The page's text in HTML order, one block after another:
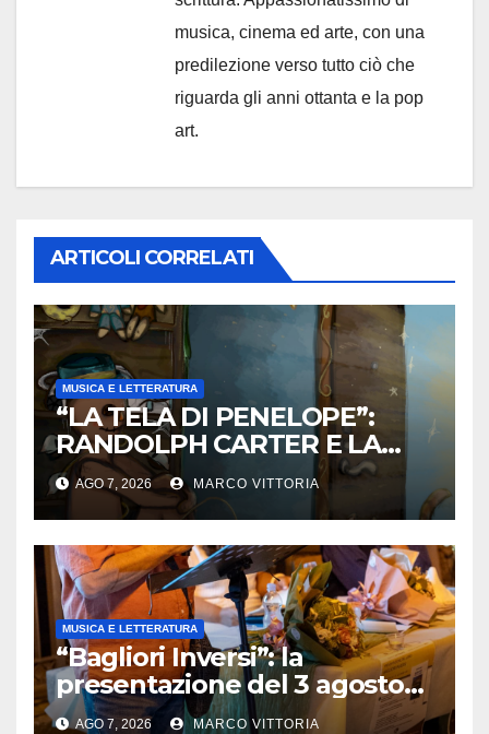
musica, cinema ed arte, con una
predilezione verso tutto ciò che
riguarda gli anni ottanta e la pop
art.
ARTICOLI CORRELATI
MUSICA E LETTERATURA
“LA TELA DI PENELOPE”:
RANDOLPH CARTER E LA
ROTTURA CHE DIVENTA
LIBERTÀ
AGO 7, 2026 MARCO VITTORIA
MUSICA E LETTERATURA
“Bagliori Inversi”: la
presentazione del 3 agosto
2026 a Pietragalla
AGO 7, 2026 MARCO VITTORIA